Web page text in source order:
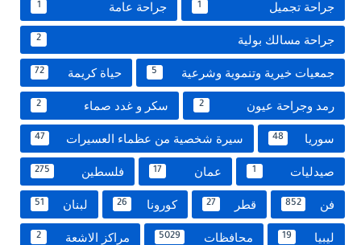
جراحة تجميل 1 جراحة عامة 1
جراحة مسالك بولية 2
جمعيات خيرية وتنموية وشرعية 5 حياة كريمة 72
رمد وجراحة عيون 2 سكر و غدد صماء 2
سوريا 48 سيرة شخصية من عظماء العسيرات 47
صيدليات 1 عمان 17 فلسطين 275
فن 852 قطر 27 كورونا 26 لبنان 51
ليبيا 19 محافظات 5029 مراكز الاشعة 2